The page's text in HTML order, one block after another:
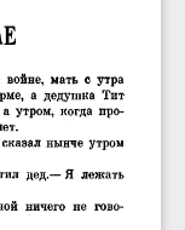
мать  с  утра
а  дедушка  Тит
а  утром,  когда  про­
нынче  утром
дед.— Я лежать
ничего  не  гово­